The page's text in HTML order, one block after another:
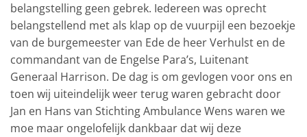
belangstelling geen gebrek. Iedereen was oprecht
belangstellend met als klap op de vuurpijl een bezoekje
van de burgemeester van Ede de heer Verhulst en de
commandant van de Engelse Para’s, Luitenant
Generaal Harrison. De dag is om gevlogen voor ons en
toen wij uiteindelijk weer terug waren gebracht door
Jan en Hans van Stichting Ambulance Wens waren we
moe maar ongelofelijk dankbaar dat wij deze